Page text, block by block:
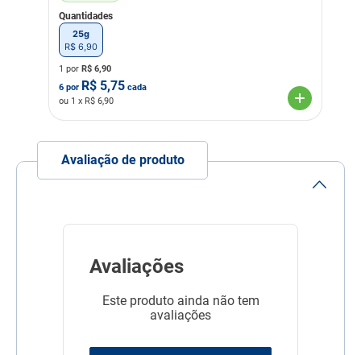
Quantidades
25g
R$ 6 90
1 por R$ 6,90
6 por R$ 5,75 cada
ou 1 x R$ 6,90
Avaliação de produto
Avaliações
Este produto ainda não tem
avaliações